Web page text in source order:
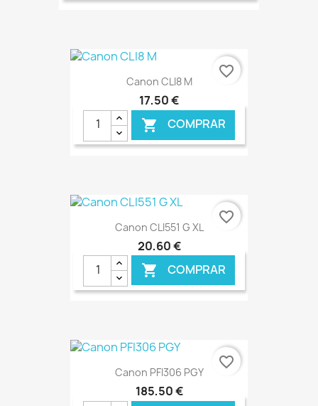
Canon CLI8 M
17,50 €
 COMPRAR
€ ONLINE
favorite_border
Canon CLI551 G XL
20,60 €
 COMPRAR
€ ONLINE
favorite_border
Canon PFI306 PGY
185,50 €
favorite_border